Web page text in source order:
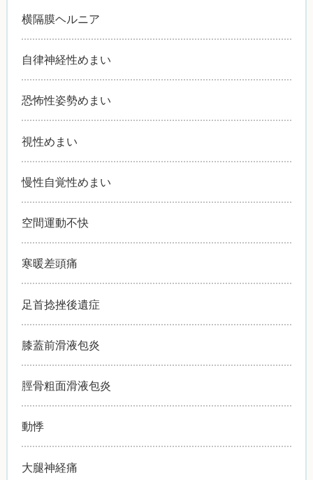
横隔膜ヘルニア
自律神経性めまい
恐怖性姿勢めまい
視性めまい
慢性自覚性めまい
空間運動不快
寒暖差頭痛
足首捻挫後遺症
膝蓋前滑液包炎
脛骨粗面滑液包炎
動悸
大腿神経痛